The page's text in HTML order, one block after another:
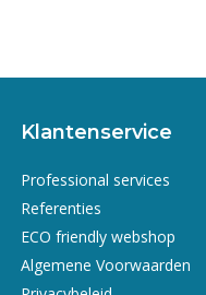
Klantenservice
Professional services
Referenties
ECO friendly webshop
Algemene Voorwaarden